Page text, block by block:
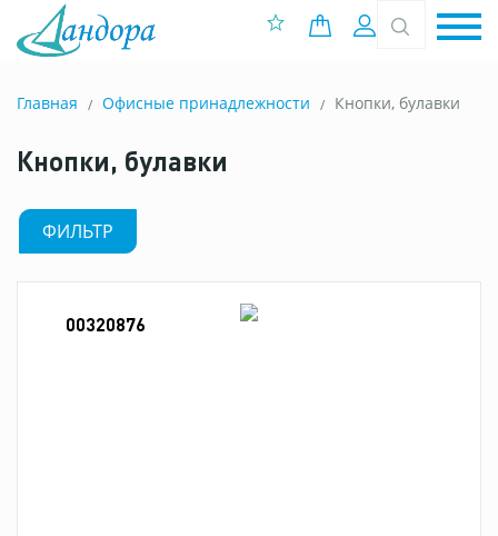
0 позиций
Вход
Главная Офисные принадлежности Кнопки, булавки
Кнопки, булавки
ФИЛЬТР
00320876